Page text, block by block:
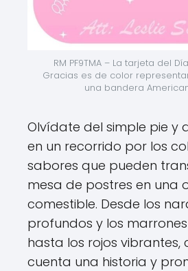
RM PF9TMA – La tarjeta del
Gracias es de color
una bandera
Olvídate del simple pie y
en un recorrido por los
sabores que pueden
mesa de postres en una
comestible. Desde los
profundos y los
hasta los rojos
cuenta una historia y